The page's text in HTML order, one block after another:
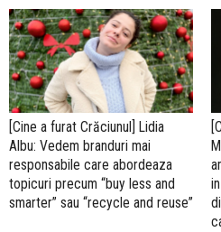
[Cine a furat Crăciunul] Lidia
Albu: Vedem branduri mai
responsabile care abordeaza
topicuri precum “buy less and
smarter” sau “recycle and reuse”